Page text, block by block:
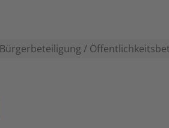
Bürgerbeteiligung /